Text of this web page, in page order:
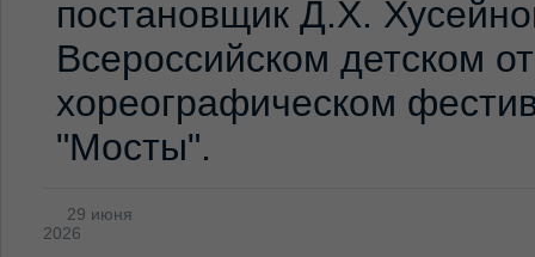
постановщик Д.Х.
Всероссийском детском
хореографическом
"Мосты".
29 июня
2026